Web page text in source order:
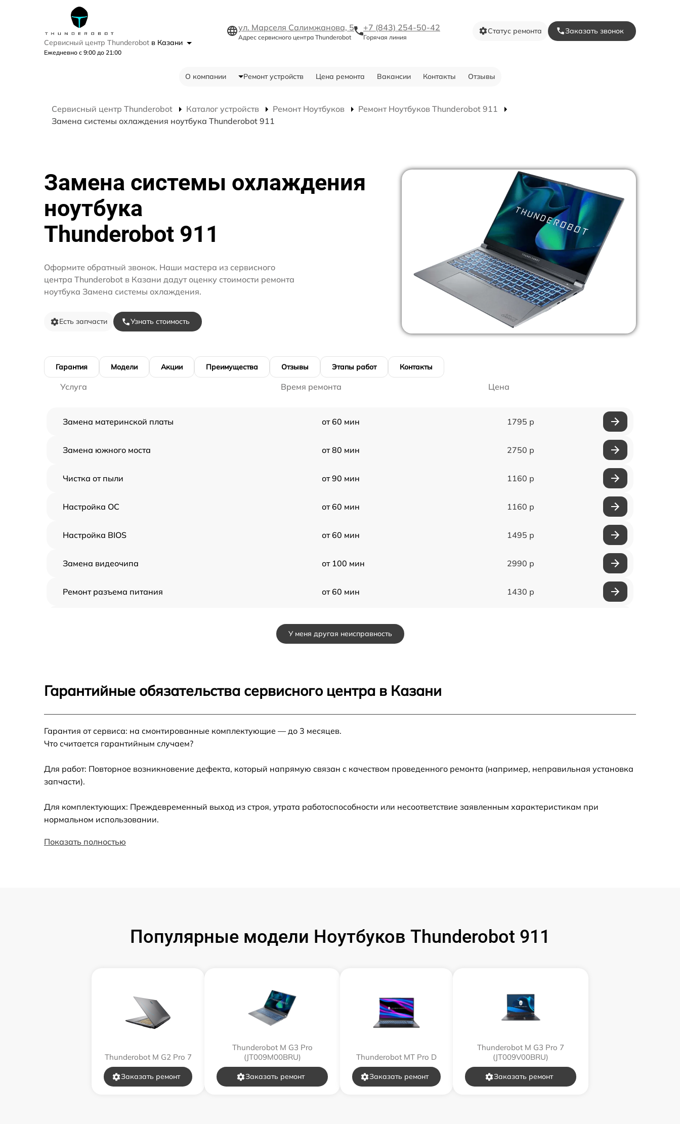
Сервисный центр Thunderobot в Казани
Ежедневно с 9:00 до 21:00
ул. Марселя Салимжанова, 5
Адрес сервисного центра Thunderobot
+7 (843) 254-50-42
Горячая линия
Статус ремонта Заказать звонок
О компании Ремонт устройств Цена ремонта Вакансии Контакты Отзывы
Сервисный центр Thunderobot Каталог устройств Ремонт Ноутбуков
Ремонт Ноутбуков Thunderobot 911
Замена системы охлаждения ноутбука Thunderobot 911
Замена системы охлаждения
ноутбука
Thunderobot 911
Оформите обратный звонок. Наши мастера из сервисного
центра Thunderobot в Казани дадут оценку стоимости ремонта
ноутбука Замена системы охлаждения.
Есть запчасти Узнать стоимость
Гарантия Модели Акции Преимущества Отзывы Этапы работ Контакты
Услуга Время ремонта Цена
Замена материнской платы от 60 мин 1795 р
Замена южного моста от 80 мин 2750 р
Чистка от пыли от 90 мин 1160 р
Настройка ОС от 60 мин 1160 р
Настройка BIOS от 60 мин 1495 р
Замена видеочипа от 100 мин 2990 р
Ремонт разъема питания от 60 мин 1430 р
Замена вебкамеры от 50 мин
Замена шим-контроллера
Замена контроллера питания
Замена звуковой карты от 120 мин 1595 р
Замена процессора 1500 р
1200 р
Замена термопасты от 30 мин 845 р
У меня другая неисправность
Гарантийные обязательства сервисного центра в Казани
Гарантия от сервиса: на смонтированные комплектующие — до 3 месяцев.
Что считается гарантийным случаем?
Для работ: Повторное возникновение дефекта, который напрямую связан с качеством проведенного ремонта (например, неправильная установка
запчасти).
Для комплектующих: Преждевременный выход из строя, утрата работоспособности или несоответствие заявленным характеристикам при
нормальном использовании.
Показать полностью
Популярные модели Ноутбуков Thunderobot 911
Thunderobot M G2 Pro 7
Заказать ремонт
Thunderobot M G3 Pro
(JT009M00BRU)
Заказать ремонт
Thunderobot MT Pro D
Заказать ремонт
Thunderobot M G3 Pro 7
(JT009V00BRU)
Заказать ремонт